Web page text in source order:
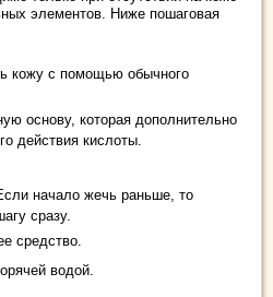
элементов. Ниже пошаговая
кожу с помощью обычного
основу, которая дополнительно
действия кислоты.
начало жечь раньше, то
сразу.
средство.
водой.